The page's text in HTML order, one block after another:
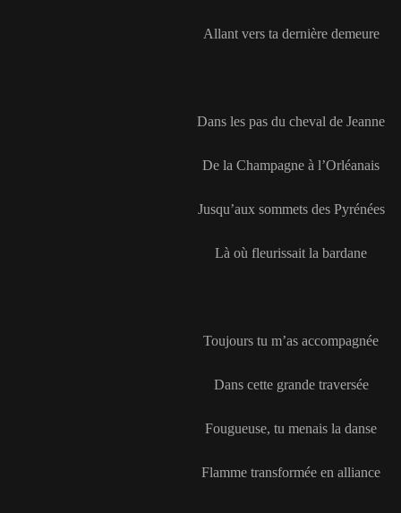
Allant vers ta dernière demeure
Dans les pas du cheval de Jeanne
De la Champagne à l’Orléanais
Jusqu’aux sommets des Pyrénées
Là où fleurissait la bardane
Toujours tu m’as accompagnée
Dans cette grande traversée
Fougueuse, tu menais la danse
Flamme transformée en alliance